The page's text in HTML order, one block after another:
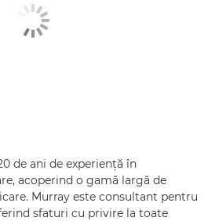
de ani de experienţă în
acoperind o gamă largă de
Murray este consultant pentru
sfaturi cu privire la toate